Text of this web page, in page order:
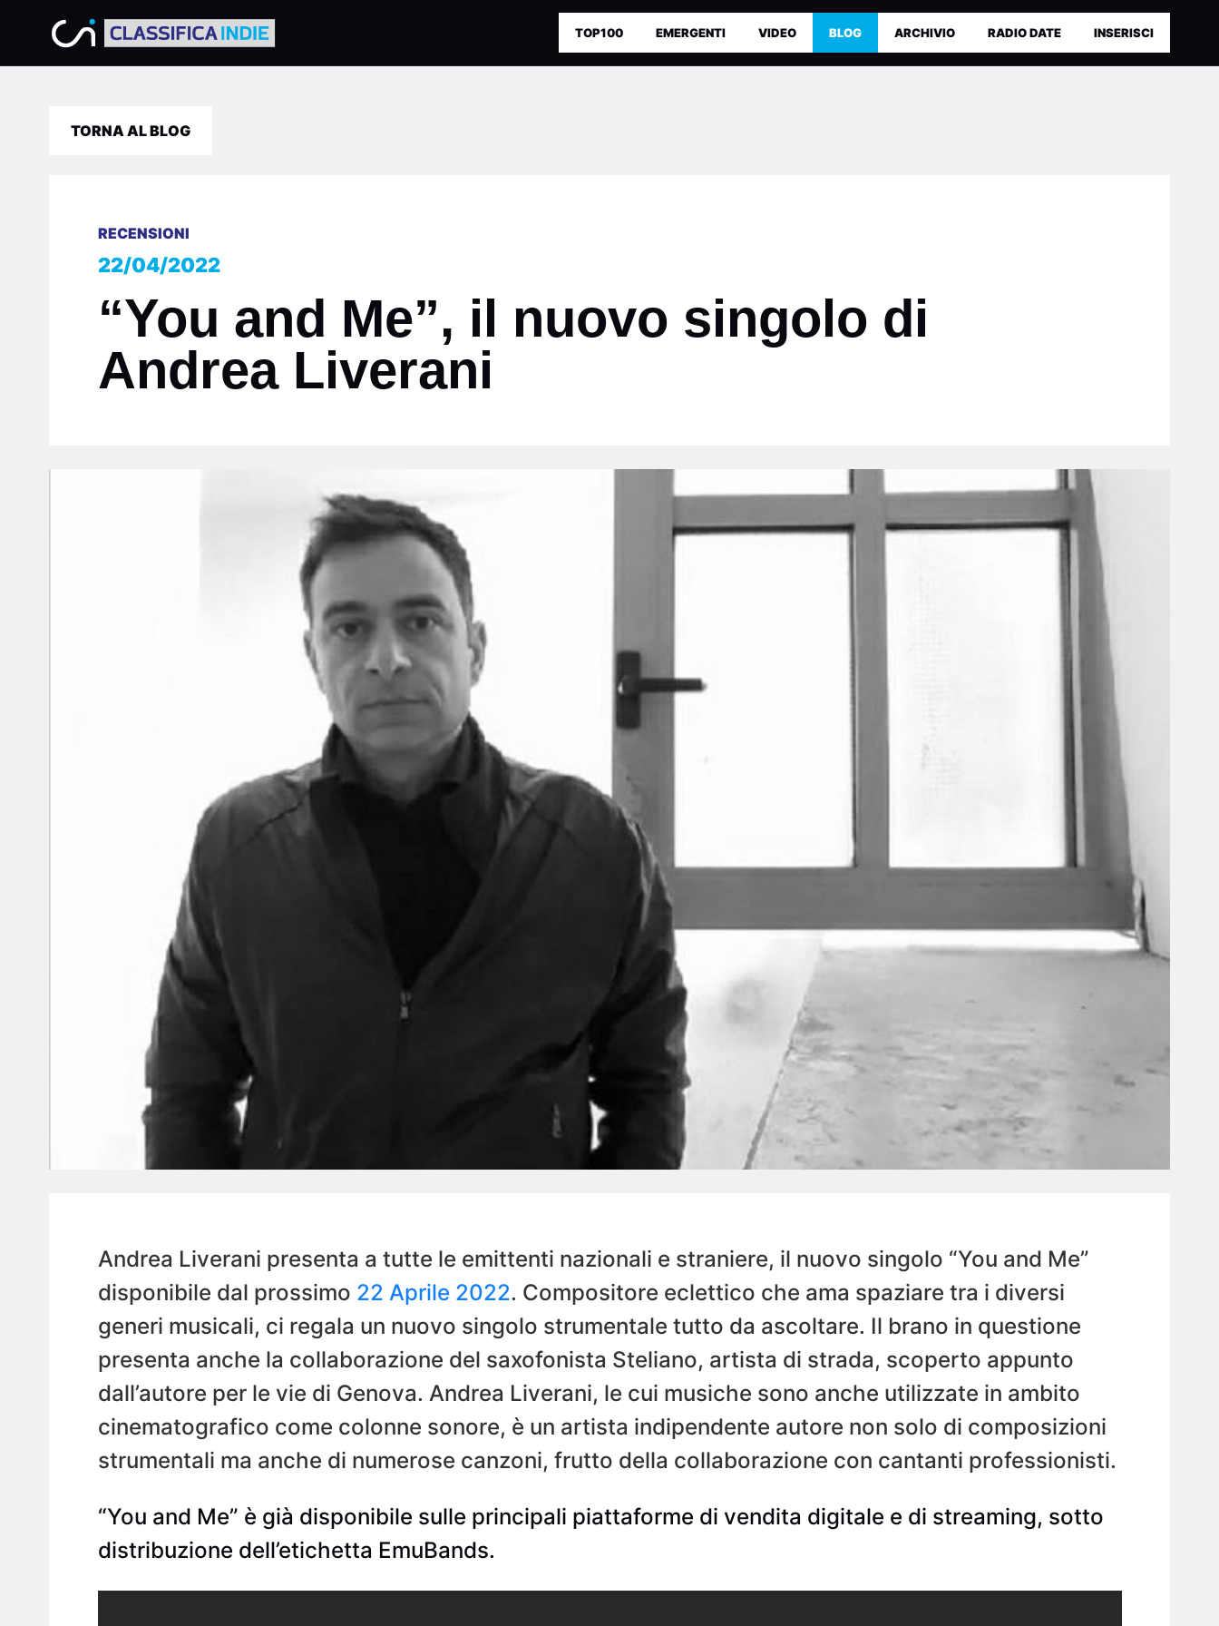
TOP100 EMERGENTI VIDEO BLOG ARCHIVIO RADIO DATE INSERISCI
TORNA AL BLOG
RECENSIONI
22/04/2022
“You and Me”, il nuovo singolo di
Andrea Liverani
Andrea Liverani presenta a tutte le emittenti nazionali e straniere, il nuovo singolo “You and Me”
disponibile dal prossimo 22 Aprile 2022. Compositore eclettico che ama spaziare tra i diversi
generi musicali, ci regala un nuovo singolo strumentale tutto da ascoltare. Il brano in questione
presenta anche la collaborazione del saxofonista Steliano, artista di strada, scoperto appunto
dall’autore per le vie di Genova. Andrea Liverani, le cui musiche sono anche utilizzate in ambito
cinematografico come colonne sonore, è un artista indipendente autore non solo di composizioni
strumentali ma anche di numerose canzoni, frutto della collaborazione con cantanti professionisti.
“You and Me” è già disponibile sulle principali piattaforme di vendita digitale e di streaming, sotto
distribuzione dell’etichetta EmuBands.